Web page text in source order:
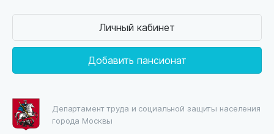
Личный кабинет
Добавить пансионат
Департамент труда и социальной защиты населения
города Москвы